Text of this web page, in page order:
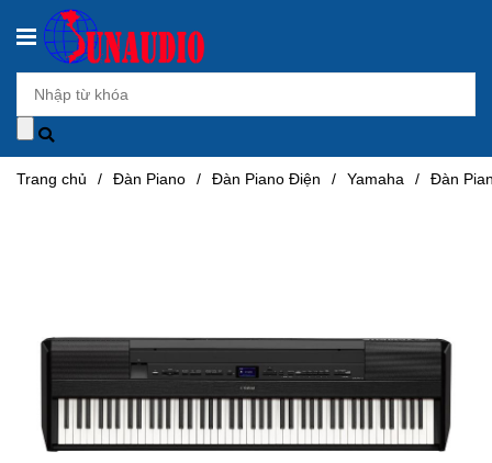
Trang chủ / Đàn Piano / Đàn Piano Điện / Yamaha / Đàn